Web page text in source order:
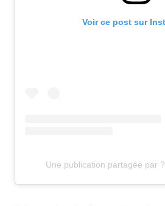
Voir ce post sur
Une publication partagée par